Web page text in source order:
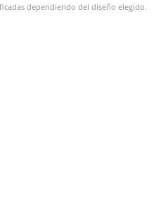
dependiendo del diseño elegido.